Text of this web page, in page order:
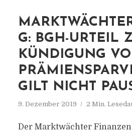
G: BGH-URTEIL
KÜNDIGUNG
GILT NICHT
9. Dezember 2019 2 Min.
Der Marktwächter